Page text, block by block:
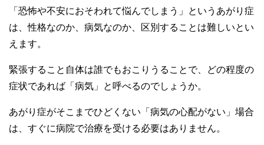
「恐怖や不安におそわれて悩んでしまう」というあがり症
は、性格なのか、病気なのか、区別することは難しいとい
えます。
緊張すること自体は誰でもおこりうることで、どの程度の
症状であれば「病気」と呼べるのでしょうか。
あがり症がそこまでひどくない「病気の心配がない」場合
は、すぐに病院で治療を受ける必要はありません。